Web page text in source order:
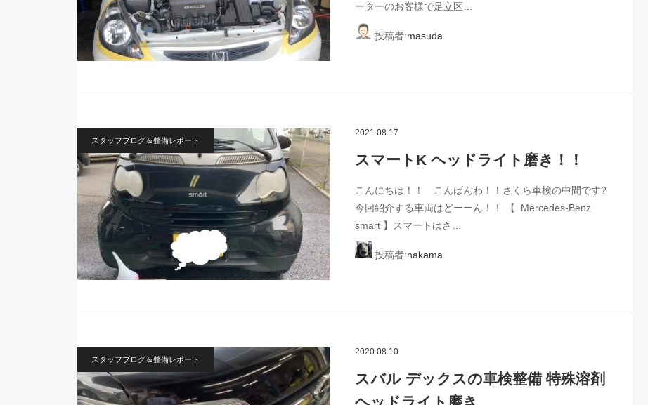
ーターのお客様で足立区…
投稿者:masuda
スタッフブログ＆整備レポート
2021.08.17
スマートK ヘッドライト磨き！！
こんにちは！！ こんばんわ！！さくら車検の中間です?
今回紹介する車両はどーーん！！ 【 Mercedes-Benz
smart 】スマートはさ…
投稿者:nakama
スタッフブログ＆整備レポート
2020.08.10
スバル デックスの車検整備 特殊溶剤